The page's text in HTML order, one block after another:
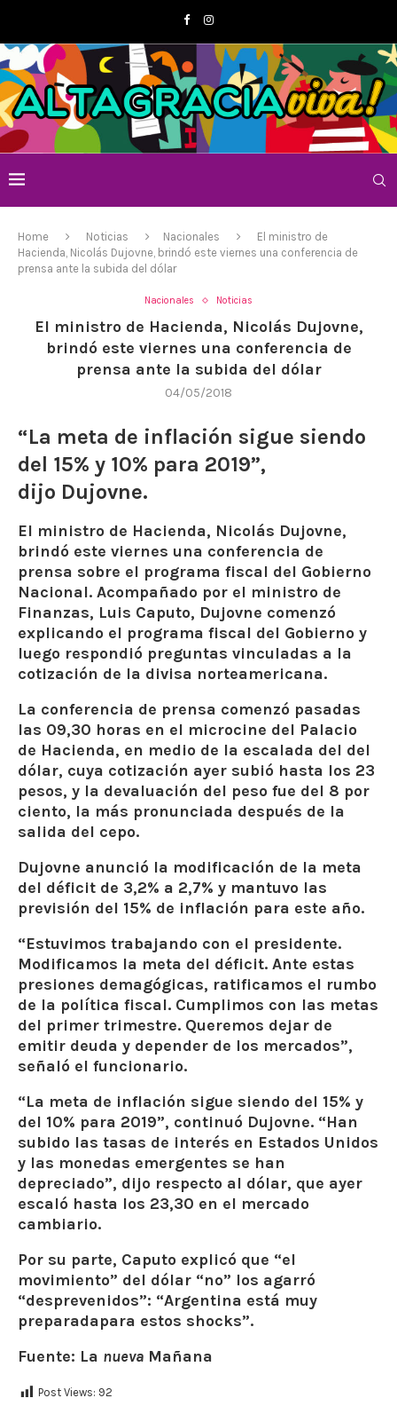
Home Noticias Nacionales
El ministro de
Hacienda, Nicolás Dujovne, brindó este viernes una conferencia de
prensa ante la subida del dólar
Nacionales Noticias
El ministro de Hacienda, Nicolás Dujovne,
brindó este viernes una conferencia de
prensa ante la subida del dólar
04/05/2018
“La meta de inflación sigue siendo
del 15% y 10% para 2019”,
dijo Dujovne.
El ministro de Hacienda, Nicolás Dujovne,
brindó este viernes una conferencia de
prensa sobre el programa fiscal del Gobierno
Nacional. Acompañado por el ministro de
Finanzas, Luis Caputo, Dujovne comenzó
explicando el programa fiscal del Gobierno y
luego respondió preguntas vinculadas a la
cotización de la divisa norteamericana.
La conferencia de prensa comenzó pasadas
las 09,30 horas en el microcine del Palacio
de Hacienda, en medio de la escalada del del
dólar, cuya cotización ayer subió hasta los 23
pesos, y la devaluación del peso fue del 8 por
ciento, la más pronunciada después de la
salida del cepo.
Dujovne anunció la modificación de la meta
del déficit de 3,2% a 2,7% y mantuvo las
previsión del 15% de inflación para este año.
“Estuvimos trabajando con el presidente.
Modificamos la meta del déficit. Ante estas
presiones demagógicas, ratificamos el rumbo
de la política fiscal. Cumplimos con las metas
del primer trimestre. Queremos dejar de
emitir deuda y depender de los mercados”,
señaló el funcionario.
“La meta de inflación sigue siendo del 15% y
del 10% para 2019”, continuó Dujovne. “Han
subido las tasas de interés en Estados Unidos
y las monedas emergentes se han
depreciado”, dijo respecto al dólar, que ayer
escaló hasta los 23,30 en el mercado
cambiario.
Por su parte, Caputo explicó que “el
movimiento” del dólar “no” los agarró
“desprevenidos”: “Argentina está muy
preparadapara estos shocks”.
Fuente: La nueva Mañana
Post Views: 92